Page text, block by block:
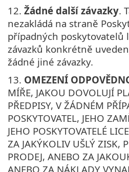
12. Žádné další závazky.
nezakládá na straně
případných poskytovatelů
závazků konkrétně
žádné jiné závazky.
13. OMEZENÍ
MÍŘE, JAKOU DOVOLUJÍ
PŘEDPISY, V ŽÁDNÉM
POSKYTOVATEL, JEHO
JEHO POSKYTOVATELÉ
ZA JAKÝKOLIV UŠLÝ ZISK,
PRODEJ, ANEBO ZA
ANEBO ZA NÁKLADY